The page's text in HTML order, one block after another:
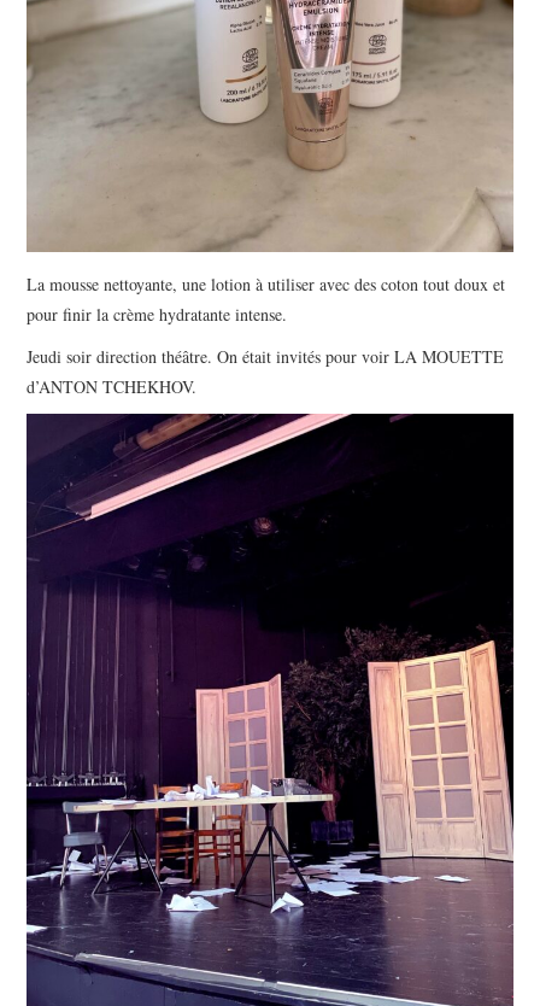
La mousse nettoyante, une lotion à utiliser avec des coton tout doux et
pour finir la crème hydratante intense.
Jeudi soir direction théâtre. On était invités pour voir LA MOUETTE
d’ANTON TCHEKHOV.